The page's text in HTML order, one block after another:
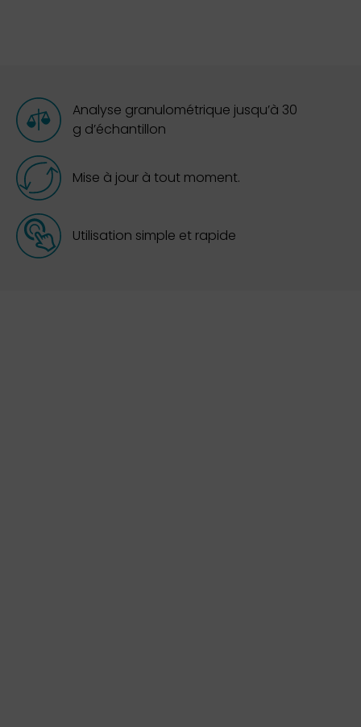
Analyse granulométrique jusqu’à 30
g d’échantillon
Mise à jour à tout moment.
Utilisation simple et rapide